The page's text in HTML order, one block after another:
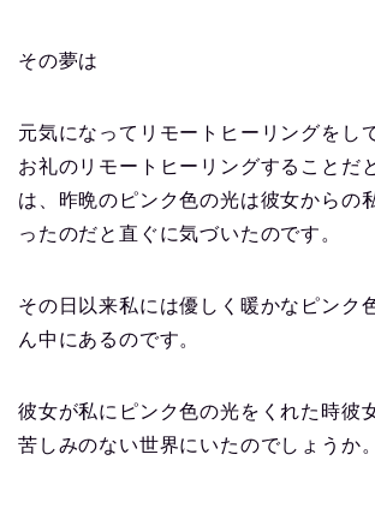
その夢は
元気になってリモートヒーリングをし
お礼のリモートヒーリングすることだ
は、昨晩のピンク色の光は彼女からの
ったのだと直ぐに気づいたのです。
その日以来私には優しく暖かなピンク
ん中にあるのです。
彼女が私にピンク色の光をくれた時彼
苦しみのない世界にいたのでしょうか。